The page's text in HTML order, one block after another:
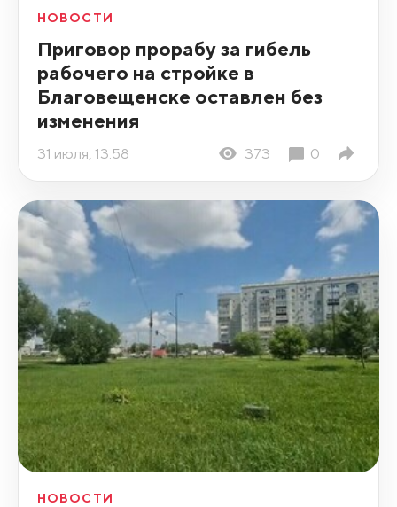
НОВОСТИ
Приговор прорабу за гибель
рабочего на стройке в
Благовещенске оставлен без
изменения
31 июля, 13:58 373 0
НОВОСТИ